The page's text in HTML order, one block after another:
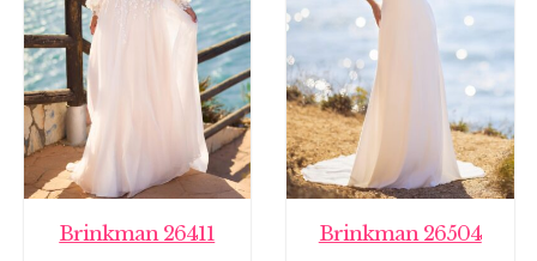
Brinkman 26411 Brinkman 26504